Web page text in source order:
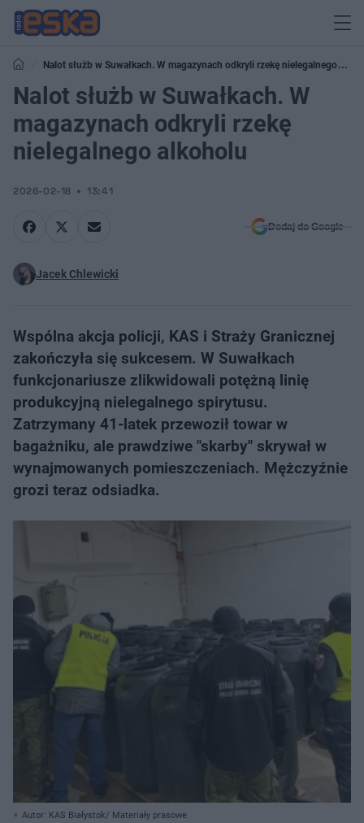
Nalot służb w Suwałkach. W magazynach odkryli rzekę nielegalnego
alkoholu
Nalot służb w Suwałkach. W
magazynach odkryli rzekę
nielegalnego alkoholu
2026-02-18 13:41
Dodaj do Google
Jacek Chlewicki
Wspólna akcja policji, KAS i Straży Granicznej
zakończyła się sukcesem. W Suwałkach
funkcjonariusze zlikwidowali potężną linię
produkcyjną nielegalnego spirytusu.
Zatrzymany 41-latek przewoził towar w
bagażniku, ale prawdziwe "skarby" skrywał w
wynajmowanych pomieszczeniach. Mężczyźnie
grozi teraz odsiadka.
Autor: KAS Białystok/ Materiały prasowe